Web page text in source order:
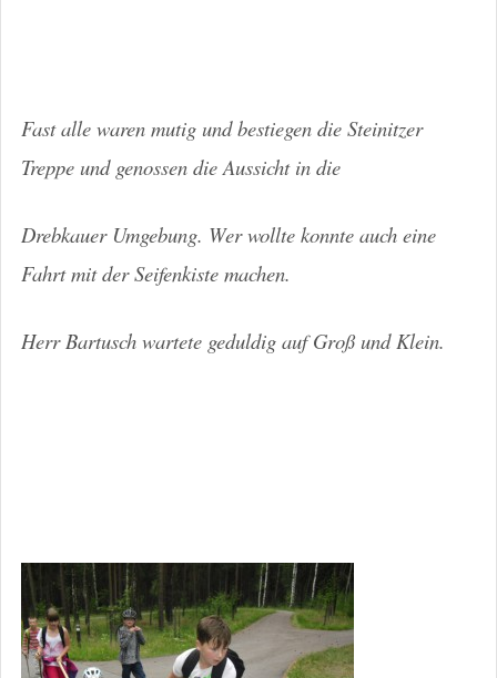
Fast alle waren mutig und bestiegen die Steinitzer
Treppe und genossen die Aussicht in die
Drebkauer Umgebung. Wer wollte konnte auch eine
Fahrt mit der Seifenkiste machen.
Herr Bartusch wartete geduldig auf Groß und Klein.